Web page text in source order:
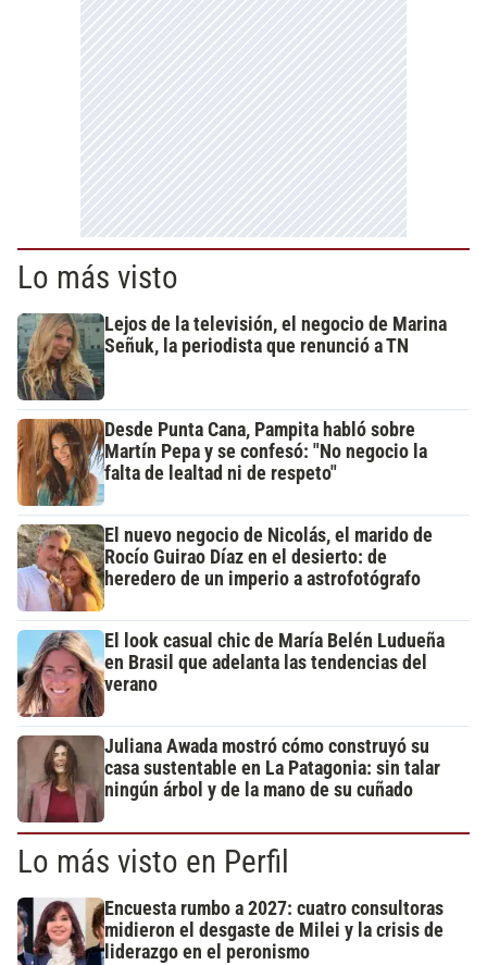
Lo más visto
Lejos de la televisión, el negocio de Marina
Señuk, la periodista que renunció a TN
Desde Punta Cana, Pampita habló sobre
Martín Pepa y se confesó: "No negocio la
falta de lealtad ni de respeto"
El nuevo negocio de Nicolás, el marido de
Rocío Guirao Díaz en el desierto: de
heredero de un imperio a astrofotógrafo
El look casual chic de María Belén Ludueña
en Brasil que adelanta las tendencias del
verano
Juliana Awada mostró cómo construyó su
casa sustentable en La Patagonia: sin talar
ningún árbol y de la mano de su cuñado
Lo más visto en Perfil
Encuesta rumbo a 2027: cuatro consultoras
midieron el desgaste de Milei y la crisis de
liderazgo en el peronismo